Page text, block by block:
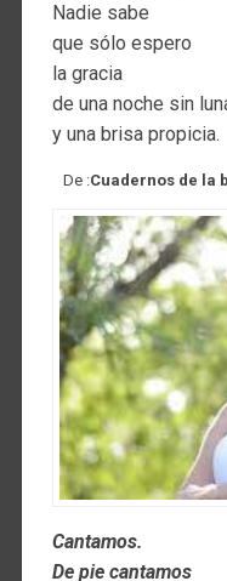
Nadie sabe
que sólo espero
la gracia
de una noche sin
y una brisa propicia.
De :Cuadernos de la
Cantamos.
De pie cantamos